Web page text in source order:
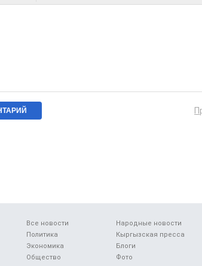
Все новости
Политика
Экономика
Общество
Народные новости
Кыргызская пресса
Блоги
Фото